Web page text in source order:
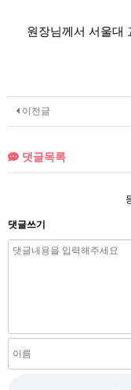
원장님께서 서울대
이전글
댓글목록
댓글쓰기